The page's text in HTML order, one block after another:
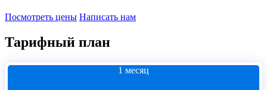
Посмотреть цены Написать нам
Тарифный план
1 месяц